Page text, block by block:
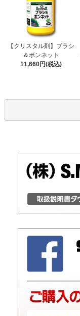
【クリスタル剤】ブラシ
＆ボンネット
11,660円(税込)